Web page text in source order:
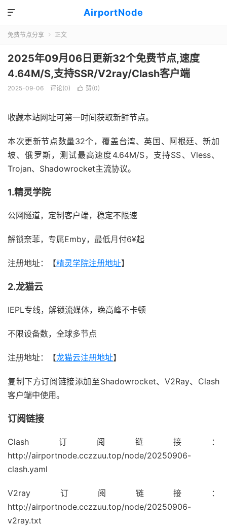
AirportNode

免费节点分享  正文
2025年09月06日更新32个免费节点,速度
4.64M/S,支持SSR/V2ray/Clash客户端
2025-09-06 评论(0)  赞(0)
收藏本站网址可第一时间获取新鲜节点。
本次更新节点数量32个，覆盖台湾、英国、阿根廷、新加
坡、俄罗斯，测试最高速度4.64M/S，支持SS、Vless、
Trojan、Shadowrocket主流协议。
1.精灵学院
公网隧道，定制客户端，稳定不限速
解锁奈菲，专属Emby，最低月付6¥起
注册地址：【精灵学院注册地址】
2.龙猫云
IEPL专线，解锁流媒体，晚高峰不卡顿
不限设备数，全球多节点
注册地址：【龙猫云注册地址】
复制下方订阅链接添加至Shadowrocket、V2Ray、Clash
客户端中使用。
订阅链接
Clash订阅链接：
http://airportnode.cczzuu.top/node/20250906-
clash.yaml
V2ray订阅链接：
http://airportnode.cczzuu.top/node/20250906-
v2ray.txt